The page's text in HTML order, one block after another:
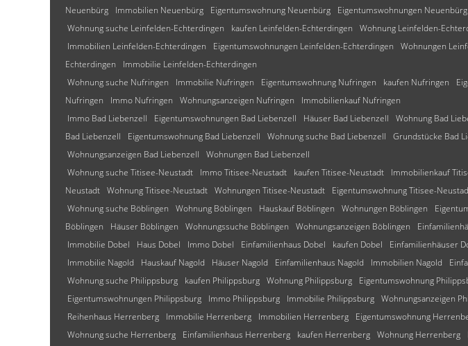
Neuenbürg
Immobilien Neuenbürg Eigentumswohnung Neuenbürg
Eigentumswohnungen Neuenbürg
Wohnung suche Leinfelden-Echterdingen
kaufen Leinfelden-Echterdingen Wohnung Leinfelden-
Immobilien Leinfelden-Echterdingen
Eigentumswohnungen Leinfelden-Echterdingen Wohnungen
Echterdingen
Immobilie Leinfelden-Echterdingen
Wohnung suche Nufringen
Immobilie Nufringen Eigentumswohnung Nufringen kaufen Nufringen
Nufringen
Immo Nufringen Wohnungsanzeigen Nufringen
Immobilienkauf Nufringen
Immo Bad Liebenzell
Eigentumswohnungen Bad Liebenzell Häuser Bad Liebenzell Wohnung Bad
Bad Liebenzell
Eigentumswohnung Bad Liebenzell Wohnung suche Bad Liebenzell Grundstücke Bad
Wohnungsanzeigen Bad Liebenzell
Wohnungen Bad Liebenzell
Wohnung suche Titisee-Neustadt
Immo Titisee-Neustadt kaufen Titisee-Neustadt Immobilienkauf
Neustadt Wohnung Titisee-Neustadt Wohnungen Titisee-Neustadt Eigentumswohnung Titisee-
Wohnung suche Böblingen
Wohnung Böblingen Hauskauf Böblingen Wohnungen Böblingen
Böblingen
Häuser Böblingen Wohnungssuche Böblingen Wohnungsanzeigen Böblingen
Immobilie Dobel
Haus Dobel Immo Dobel Einfamilienhaus Dobel kaufen Dobel Einfamilienhäuser
Immobilie Nagold
Hauskauf Nagold Häuser Nagold Einfamilienhaus Nagold Immobilien Nagold
Wohnung suche Philippsburg
kaufen Philippsburg Wohnung Philippsburg Eigentumswohnung
Eigentumswohnungen Philippsburg
Immo Philippsburg Immobilie Philippsburg Wohnungsanzeigen
Reihenhaus Herrenberg
Immobilie Herrenberg Immobilien Herrenberg Eigentumswohnung
Wohnung suche Herrenberg
Einfamilienhaus Herrenberg kaufen Herrenberg Wohnung Herrenberg